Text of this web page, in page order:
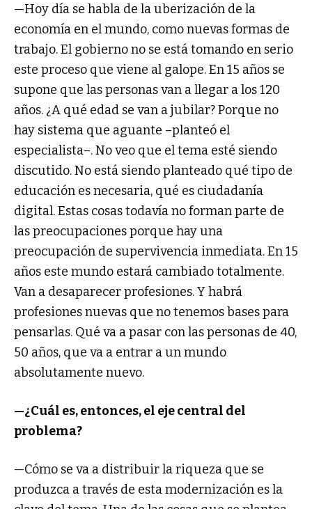
—Hoy día se habla de la uberización de la
economía en el mundo, como nuevas formas de
trabajo. El gobierno no se está tomando en serio
este proceso que viene al galope. En 15 años se
supone que las personas van a llegar a los 120
años. ¿A qué edad se van a jubilar? Porque no
hay sistema que aguante –planteó el
especialista–. No veo que el tema esté siendo
discutido. No está siendo planteado qué tipo de
educación es necesaria, qué es ciudadanía
digital. Estas cosas todavía no forman parte de
las preocupaciones porque hay una
preocupación de supervivencia inmediata. En 15
años este mundo estará cambiado totalmente.
Van a desaparecer profesiones. Y habrá
profesiones nuevas que no tenemos bases para
pensarlas. Qué va a pasar con las personas de 40,
50 años, que va a entrar a un mundo
absolutamente nuevo.
—¿Cuál es, entonces, el eje central del
problema?
—Cómo se va a distribuir la riqueza que se
produzca a través de esta modernización es la